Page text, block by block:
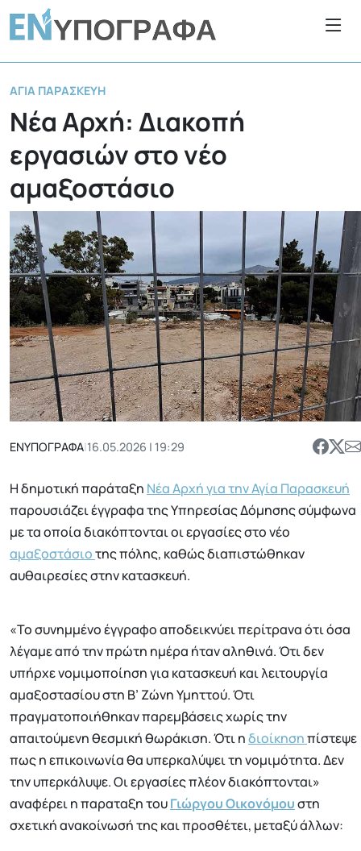
ΑΓΊΑ ΠΑΡΑΣΚΕΥΉ
Νέα Αρχή: Διακοπή
εργασιών στο νέο
αμαξοστάσιο
ΕΝΥΠΟΓΡΑΦΑ|16.05.2026 | 19:29
Η δημοτική παράταξη Νέα Αρχή για την Αγία Παρασκευή
παρουσιάζει έγγραφα της Υπηρεσίας Δόμησης σύμφωνα
με τα οποία διακόπτονται οι εργασίες στο νέο
αμαξοστάσιοτης πόλης, καθώς διαπιστώθηκαν
αυθαιρεσίες στην κατασκευή.
«Το συνημμένο έγγραφο αποδεικνύει περίτρανα ότι όσα
λέγαμε από την πρώτη ημέρα ήταν αληθινά. Ότι δεν
υπήρχε νομιμοποίηση για κατασκευή και λειτουργία
αμαξοστασίου στη Β’ Ζώνη Υμηττού. Ότι
πραγματοποιήθηκαν παρεμβάσεις χωρίς την
απαιτούμενη θεσμική θωράκιση. Ότι ηδιοίκησηπίστεψε
πως η επικοινωνία θα υπερκαλύψει τη νομιμότητα. Δεν
την υπερκάλυψε. Οι εργασίες πλέον διακόπτονται»
αναφέρει η παραταξη τουΓιώργου Οικονόμουστη
σχετική ανακοίνωσή της και προσθέτει, μεταξύ άλλων: